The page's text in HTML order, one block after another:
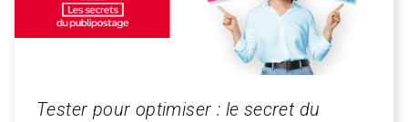
Tester pour optimiser : le secret du